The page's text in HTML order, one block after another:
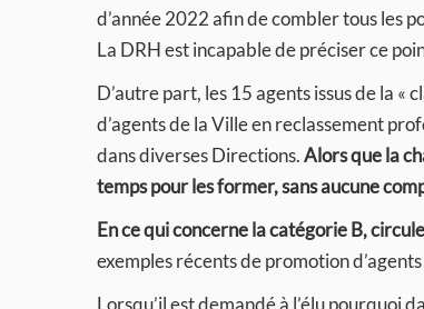
d’année 2022 afin de combler tous les
La DRH est incapable de préciser ce
D’autre part, les 15 agents issus de la «
d’agents de la Ville en reclassement
dans diverses Directions.Alors que la
temps pour les former, sans aucune
En ce qui concerne la catégorie B,
exemples récents de promotion
Lorsqu’il est demandé à l’élu pourquoi